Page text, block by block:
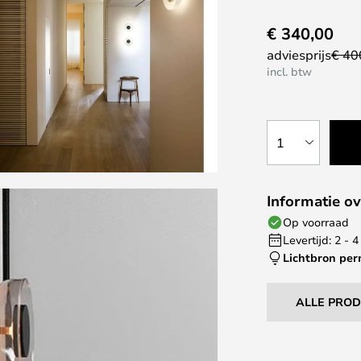
€ 340,00
adviesprijs€
incl. btw
1
Informatie
Op voorraad
Levertijd: 2 -
Lichtbron
ALLE